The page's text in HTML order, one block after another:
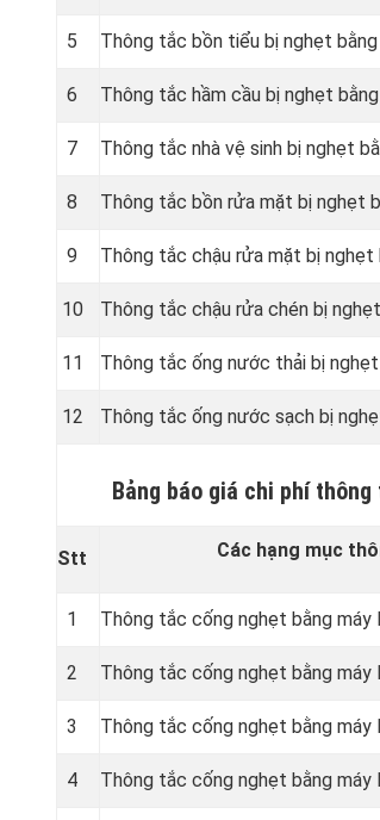
5 Thông tắc bồn tiểu bị nghẹt
6 Thông tắc hầm cầu bị nghẹt
7 Thông tắc nhà vệ sinh bị nghẹt
8 Thông tắc bồn rửa mặt bị nghẹt
9 Thông tắc chậu rửa mặt bị
10 Thông tắc chậu rửa chén bị
11 Thông tắc ống nước thải bị
12 Thông tắc ống nước sạch bị
Bảng báo giá chi phí
Stt Các hạng mục
1 Thông tắc cống nghẹt bằng máy
2 Thông tắc cống nghẹt bằng máy
3 Thông tắc cống nghẹt bằng máy
4 Thông tắc cống nghẹt bằng máy